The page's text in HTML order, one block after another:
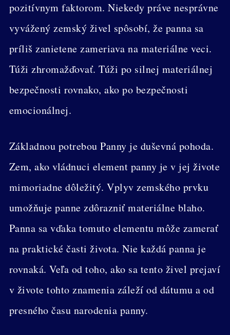
pozitívnym faktorom. Niekedy práve nesprávne
vyvážený zemský živel spôsobí, že panna sa
príliš zanietene zameriava na materiálne veci.
Túži zhromažďovať. Túži po silnej materiálnej
bezpečnosti rovnako, ako po bezpečnosti
emocionálnej.
Základnou potrebou Panny je duševná pohoda.
Zem, ako vládnuci element panny je v jej živote
mimoriadne dôležitý. Vplyv zemského prvku
umožňuje panne zdôrazniť materiálne blaho.
Panna sa vďaka tomuto elementu môže zamerať
na praktické časti života. Nie každá panna je
rovnaká. Veľa od toho, ako sa tento živel prejaví
v živote tohto znamenia záleží od dátumu a od
presného času narodenia panny.